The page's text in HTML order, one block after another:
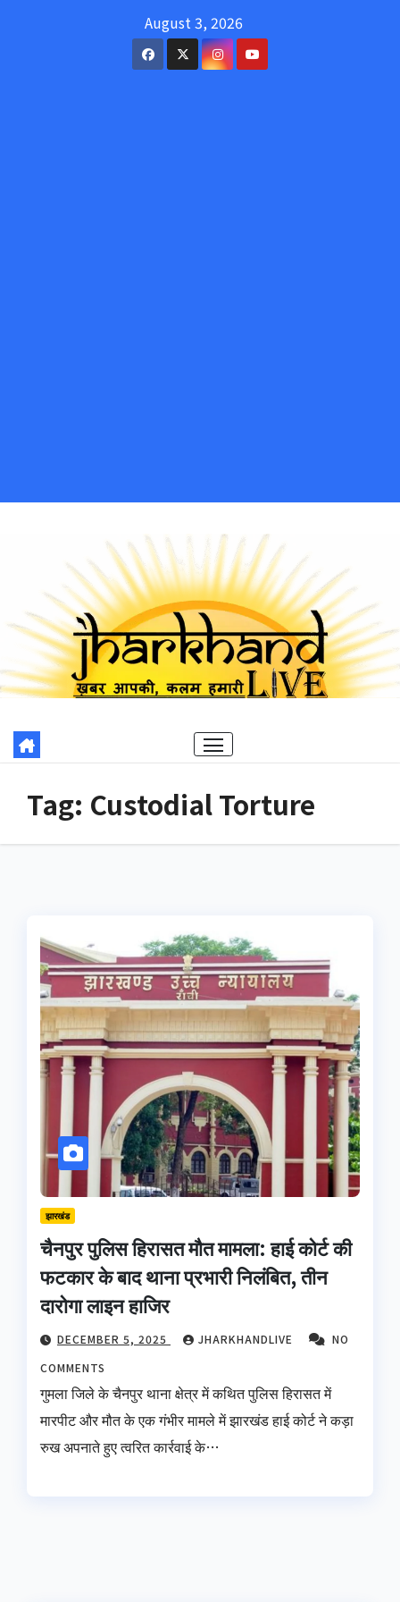
August 3, 2026
Tag: Custodial Torture
झारखंड
चैनपुर पुलिस हिरासत मौत मामला: हाई कोर्ट की
फटकार के बाद थाना प्रभारी निलंबित, तीन
दारोगा लाइन हाजिर
DECEMBER 5, 2025 JHARKHANDLIVE
NO
COMMENTS
गुमला जिले के चैनपुर थाना क्षेत्र में कथित पुलिस हिरासत में
मारपीट और मौत के एक गंभीर मामले में झारखंड हाई कोर्ट ने कड़ा
रुख अपनाते हुए त्वरित कार्रवाई के…